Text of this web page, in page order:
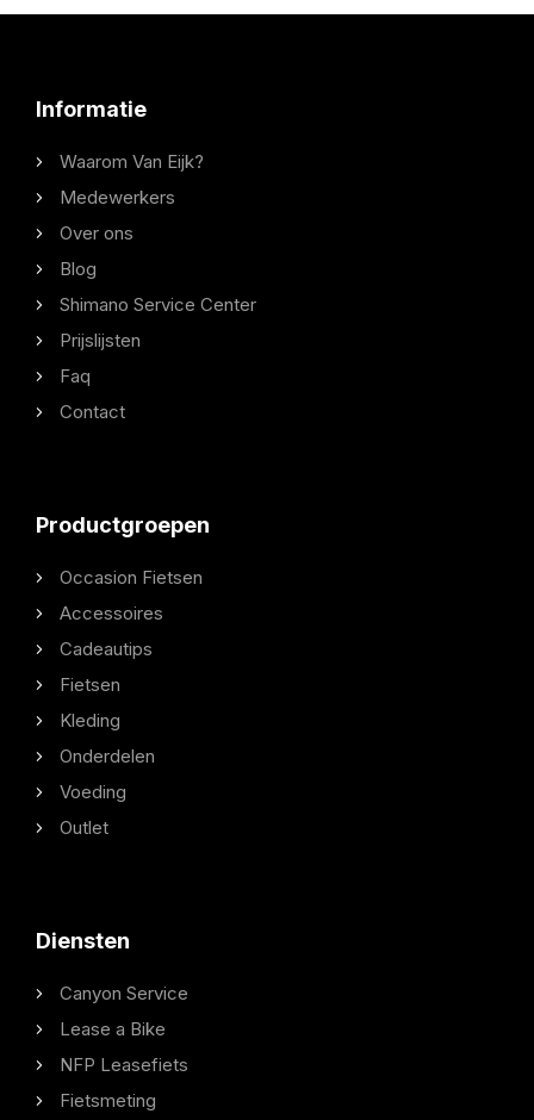
Informatie
Waarom Van Eijk?
Medewerkers
Over ons
Blog
Shimano Service Center
Prijslijsten
Faq
Contact
Productgroepen
Occasion Fietsen
Accessoires
Cadeautips
Fietsen
Kleding
Onderdelen
Voeding
Outlet
Diensten
Canyon Service
Lease a Bike
NFP Leasefiets
Fietsmeting